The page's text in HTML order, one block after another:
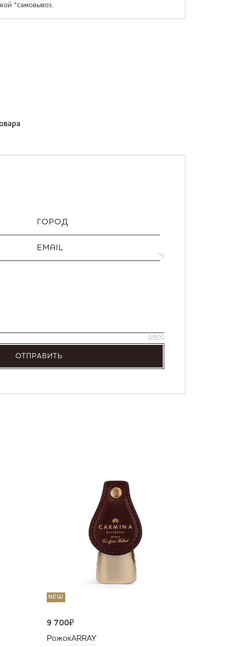
*самовывоз.
ГОРОД
EMAIL
0/800
ОТПРАВИТЬ
NEW
9 700₽
РожокARRAY